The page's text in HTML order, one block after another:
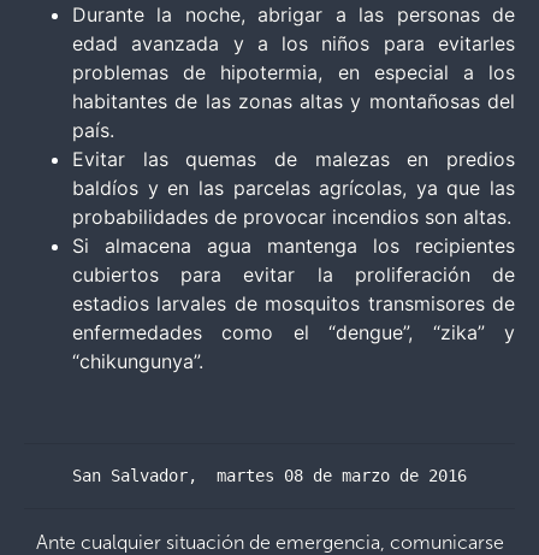
Durante la noche, abrigar a las personas de
edad avanzada y a los niños para evitarles
problemas de hipotermia, en especial a los
habitantes de las zonas altas y montañosas del
país.
Evitar las quemas de malezas en predios
baldíos y en las parcelas agrícolas, ya que las
probabilidades de provocar incendios son altas.
Si almacena agua mantenga los recipientes
cubiertos para evitar la proliferación de
estadios larvales de mosquitos transmisores de
enfermedades como el “dengue”, “zika” y
“chikungunya”.
San Salvador,  martes 08 de marzo de 2016
Ante cualquier situación de emergencia, comunicarse